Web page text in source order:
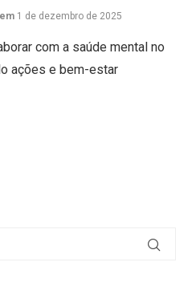
1 de dezembro de 2025
com a saúde mental no
ações e bem-estar